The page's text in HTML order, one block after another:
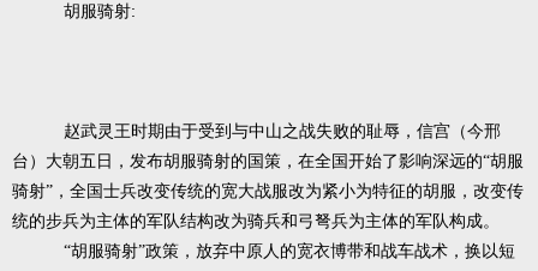
胡服骑射:
赵武灵王时期由于受到与中山之战失败的耻辱，信宫（今邢
台）大朝五日，发布胡服骑射的国策，在全国开始了影响深远的“胡服
骑射”，全国士兵改变传统的宽大战服改为紧小为特征的胡服，改变传
统的步兵为主体的军队结构改为骑兵和弓弩兵为主体的军队构成。
“胡服骑射”政策，放弃中原人的宽衣博带和战车战术，换以短